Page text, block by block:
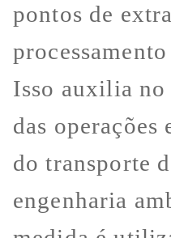
pontos de
Isso auxilia no
das operações
do transporte
engenharia